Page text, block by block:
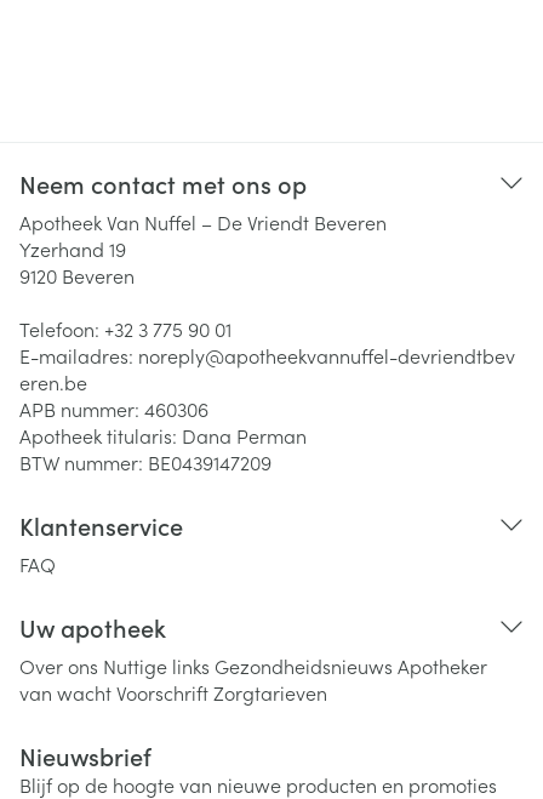
Neem contact met ons op
Apotheek Van Nuffel – De Vriendt Beveren
Yzerhand 19
9120 Beveren
Telefoon: +32 3 775 90 01
E-mailadres: noreply@apotheekvannuffel-devriendtbev
eren.be
APB nummer: 460306
Apotheek titularis: Dana Perman
BTW nummer: BE0439147209
Klantenservice
FAQ
Uw apotheek
Over ons Nuttige links Gezondheidsnieuws Apotheker
van wachtVoorschriftZorgtarieven
Nieuwsbrief
Blijf op de hoogte van nieuwe producten en promoties